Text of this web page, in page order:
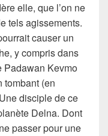
elle, que l’on ne
tels agissements.
causer un
y compris dans
Padawan Kevmo
tombant (en
disciple de ce
Delna. Dont
passer pour une